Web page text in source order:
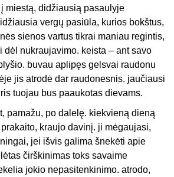
miestą, didžiausią pasaulyje
vergų pasiūla, kurios bokštus,
sienos vartus tikrai maniau regintis,
dėl nukraujavimo. keista – ant savo
buvau aplipęs gelsvai raudonu
jis atrodė dar raudonesnis. jaučiausi
tuojau bus paaukotas dievams.
pamažu, po dalelę. kiekvieną dieną
kraujo davinį. ji mėgaujasi,
jei išvis galima šnekėti apie
čirškinimas toks savaime
jokio nepasitenkinimo. atrodo,